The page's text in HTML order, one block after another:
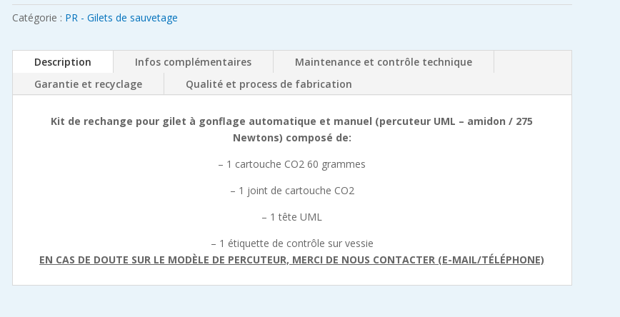
rechange
UML
Newtons
Catégorie : PR - Gilets de sauvetage
Description Infos complémentaires
Maintenance et contrôle technique
Garantie et recyclage
Qualité et process de fabrication
Kit de rechange pour gilet à gonflage automatique et manuel (percuteur UML – amidon / 275
Newtons) composé de:
– 1 cartouche CO2 60 grammes
– 1 joint de cartouche CO2
– 1 tête UML
– 1 étiquette de contrôle sur vessie
EN CAS DE DOUTE SUR LE MODÈLE DE PERCUTEUR, MERCI DE NOUS CONTACTER (E-MAIL/TÉLÉPHONE)